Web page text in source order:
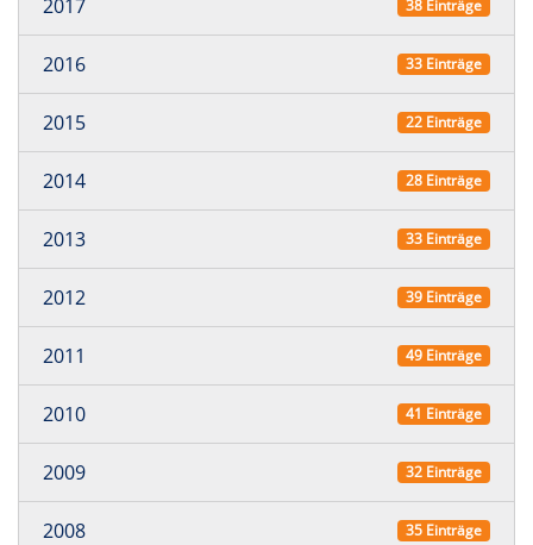
2017 38 Einträge
2016 33 Einträge
2015 22 Einträge
2014 28 Einträge
2013 33 Einträge
2012 39 Einträge
2011 49 Einträge
2010 41 Einträge
2009 32 Einträge
2008 35 Einträge